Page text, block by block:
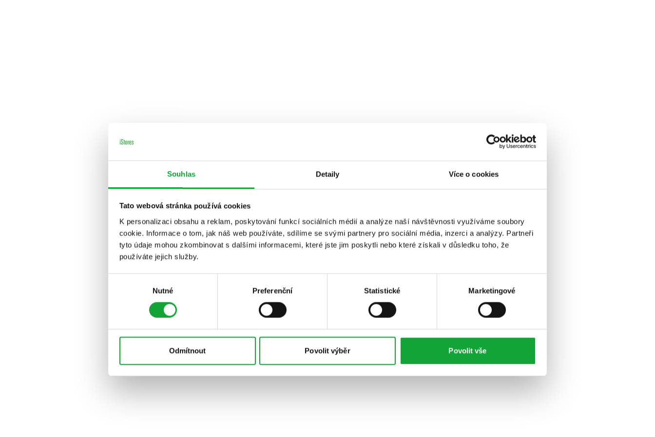
Souhlas Detaily Více o cookies
Tato webová stránka používá cookies
K personalizaci obsahu a reklam, poskytování funkcí sociálních médií a analýze naší návštěvnosti využíváme soubory
cookie. Informace o tom, jak náš web používáte, sdílíme se svými partnery pro sociální média, inzerci a analýzy. Partneři
tyto údaje mohou zkombinovat s dalšími informacemi, které jste jim poskytli nebo které získali v důsledku toho, že
používáte jejich služby.
Nutné Preferenční Statistické Marketingové
Odmítnout Povolit výběr Povolit vše